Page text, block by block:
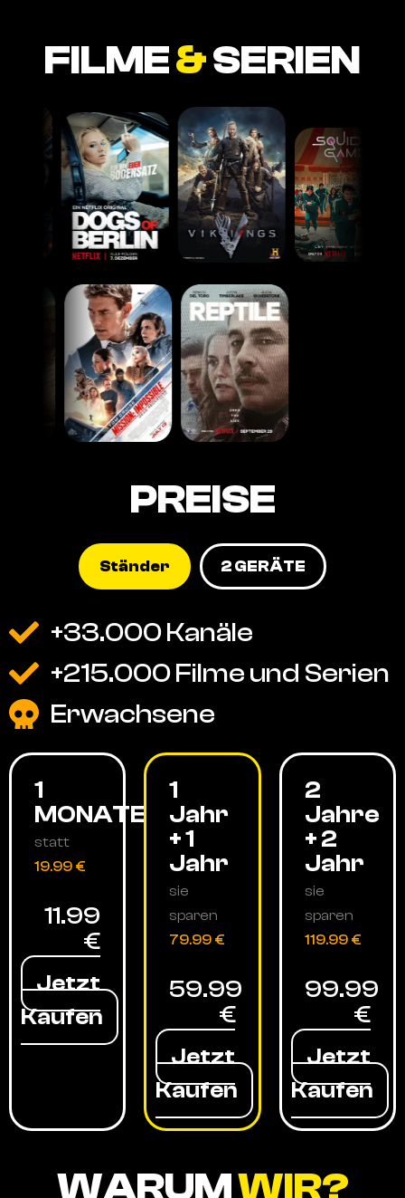
FILME&SERIEN
PREISE
Ständer 2 GERÄTE
+33.000 Kanäle
+215.000 Filme und Serien
Erwachsene
1
MONATE
statt
19.99 €
11.99
€
Jetzt
Kaufen
1
Jahr
+ 1
Jahr
sie
sparen
79.99 €
59.99
€
Jetzt
Kaufen
2
Jahre
+ 2
Jahr
sie
sparen
119.99 €
99.99
€
Jetzt
Kaufen
WARUMWIR?